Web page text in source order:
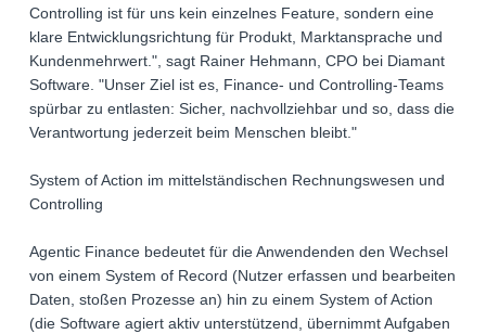
Controlling ist für uns kein einzelnes Feature, sondern eine
klare Entwicklungsrichtung für Produkt, Marktansprache und
Kundenmehrwert.", sagt Rainer Hehmann, CPO bei Diamant
Software. "Unser Ziel ist es, Finance- und Controlling-Teams
spürbar zu entlasten: Sicher, nachvollziehbar und so, dass die
Verantwortung jederzeit beim Menschen bleibt."
System of Action im mittelständischen Rechnungswesen und
Controlling
Agentic Finance bedeutet für die Anwendenden den Wechsel
von einem System of Record (Nutzer erfassen und bearbeiten
Daten, stoßen Prozesse an) hin zu einem System of Action
(die Software agiert aktiv unterstützend, übernimmt Aufgaben